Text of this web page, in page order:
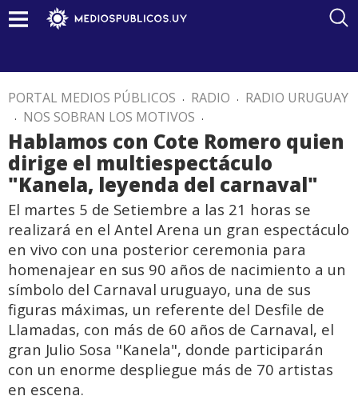
PORTAL MEDIOS PÚBLICOS . RADIO . RADIO URUGUAY
. NOS SOBRAN LOS MOTIVOS .
Hablamos con Cote Romero quien
dirige el multiespectáculo
"Kanela, leyenda del carnaval"
El martes 5 de Setiembre a las 21 horas se
realizará en el Antel Arena un gran espectáculo
en vivo con una posterior ceremonia para
homenajear en sus 90 años de nacimiento a un
símbolo del Carnaval uruguayo, una de sus
figuras máximas, un referente del Desfile de
Llamadas, con más de 60 años de Carnaval, el
gran Julio Sosa "Kanela", donde participarán
con un enorme despliegue más de 70 artistas
en escena.